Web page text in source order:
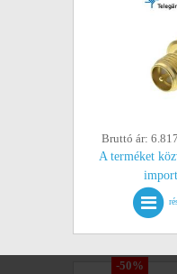
Bruttó ár:
A terméket
-50%